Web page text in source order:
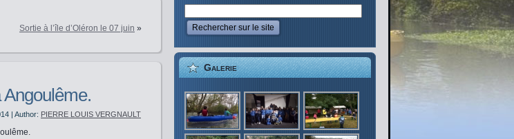
Sortie à l’île d’Oléron le 07 juin »
| Author: PIERRE LOUIS VERGNAULT
Galerie